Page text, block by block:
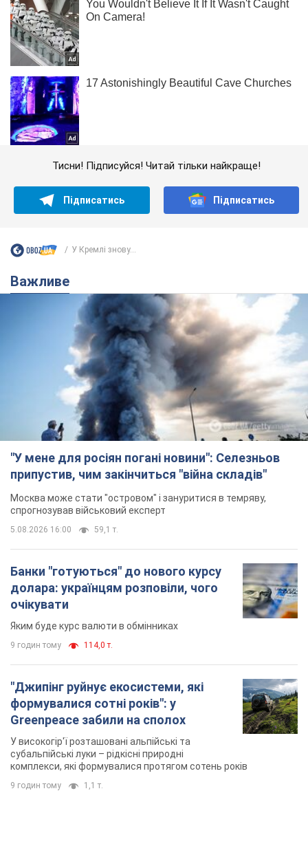
Тисни! Підписуйся! Читай тільки найкраще!
Підписатись Підписатись
У Кремлі знову...
Важливе
"У мене для росіян погані новини": Селезньов
припустив, чим закінчиться "війна складів"
Москва може стати "островом" і зануритися в темряву,
спрогнозував військовий експерт
5.08.2026 16:00 59,1 т.
Банки "готуються" до нового курсу
долара: українцям розповіли, чого
очікувати
Яким буде курс валюти в обмінниках
9 годин тому 114,0 т.
"Джипінг руйнує екосистеми, які
формувалися сотні років": у
Greenpeace забили на сполох
У високогір'ї розташовані альпійські та
субальпійські луки – рідкісні природні
комплекси, які формувалися протягом сотень років
9 годин тому 1,1 т.